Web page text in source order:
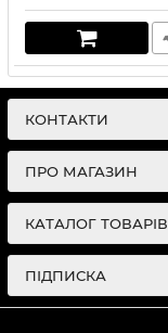
КОНТАКТИ
ПРО МАГАЗИН
КАТАЛОГ ТОВАРІВ
ПІДПИСКА